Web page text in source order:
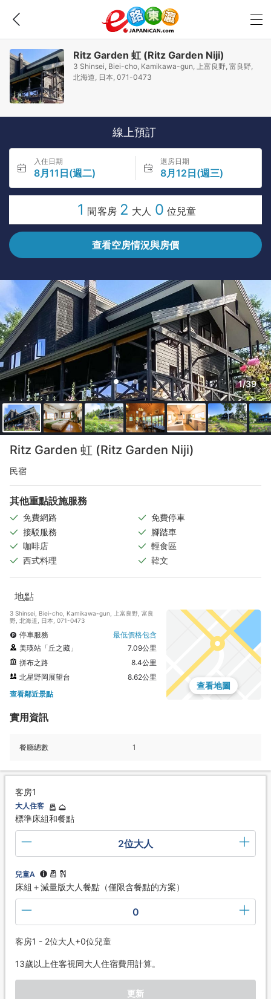
Ritz Garden 虹 (Ritz Garden Niji)
3 Shinsei, Biei-cho, Kamikawa-gun, 上富良野, 富良野,
北海道, 日本, 071-0473
線上預訂
入住日期
8月11日(週二)
退房日期
8月12日(週三)
1 間客房 2 大人 0 位兒童
查看空房情況與房價
1/39
Ritz Garden 虹 (Ritz Garden Niji)
民宿
其他重點設施服務
免費網路
免費停車
接駁服務
腳踏車
咖啡店
輕食區
西式料理
韓文
地點
3 Shinsei, Biei-cho, Kamikawa-gun, 上富良野, 富良
野, 北海道, 日本, 071-0473
停車服務
最低價格包含
美瑛站「丘之藏」
7.09公里
拼布之路
8.4公里
北星野岡展望台
8.62公里
查看鄰近景點
查看地圖
實用資訊
餐廳總數 1
客房1
大人住客
標準床組和餐點
2位大人
兒童A
床組＋減量版大人餐點（僅限含餐點的方案）
0
客房1 - 2位大人+0位兒童
13歲以上住客視同大人住宿費用計算。
更新